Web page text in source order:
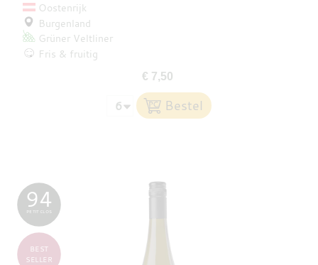
Oostenrijk
Burgenland
Grüner Veltliner
Fris & fruitig
€ 7,50
94
PETIT CLOS
BEST
SELLER